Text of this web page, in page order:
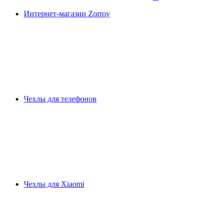
Интернет-магазин Zorrov
Чехлы для телефонов
Чехлы для Xiaomi